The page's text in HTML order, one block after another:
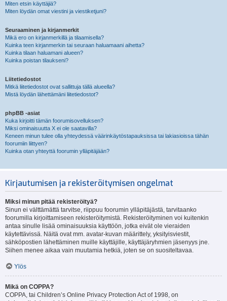
Miten etsin käyttäjiä?
Miten löydän omat viestini ja viestiketjuni?
Seuraaminen ja kirjanmerkit
Mikä ero on kirjanmerkillä ja tilaamisella?
Kuinka teen kirjanmerkin tai seuraan haluamaani aihetta?
Kuinka tilaan haluamani alueen?
Kuinka poistan tilaukseni?
Liitetiedostot
Mitkä liitetiedostot ovat sallittuja tällä alueella?
Mistä löydän lähettämäni liitetiedostot?
phpBB -asiat
Kuka kirjoitti tämän foorumisovelluksen?
Miksi ominaisuutta X ei ole saatavilla?
Keneen minun tulee olla yhteydessä väärinkäytöstapauksissa tai lakiasioissa tähän
foorumiin liittyen?
Kuinka otan yhteyttä foorumin ylläpitäjään?
Kirjautumisen ja rekisteröitymisen ongelmat
Miksi minun pitää rekisteröityä?
Sinun ei välttämättä tarvitse, riippuu foorumin ylläpitäjästä, tarvitaanko
foorumilla kirjoittamiseen rekisteröitymistä. Rekisteröityminen voi kuitenkin
antaa sinulle lisää ominaisuuksia käyttöön, jotka eivät ole vieraiden
käytettävissä. Näitä ovat mm. avatar-kuvan määrittely, yksityisviestit,
sähköpostien lähettäminen muille käyttäjille, käyttäjäryhmien jäsenyys jne.
Siihen menee aikaa vain muutamia hetkiä, joten se on suositeltavaa.
Ylös
Mikä on COPPA?
COPPA, tai Children’s Online Privacy Protection Act of 1998, on